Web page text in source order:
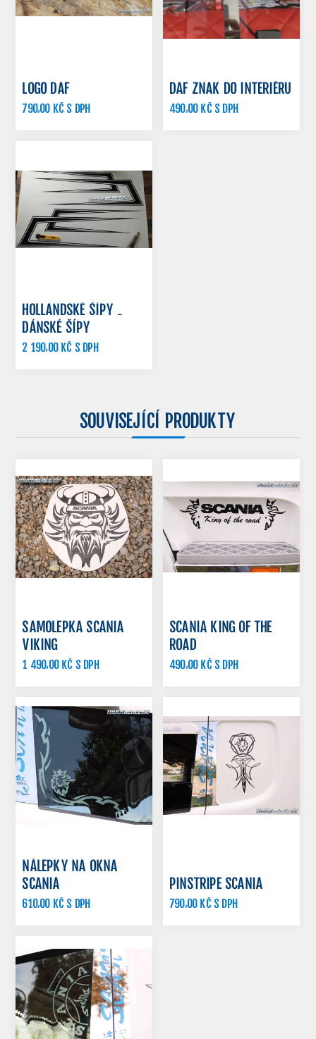
LOGO DAF
790,00 KČ S DPH
DAF ZNAK DO INTERIÉRU
490,00 KČ S DPH
HOLLANDSKÉ ŠÍPY -
DÁNSKÉ ŠÍPY
2 190,00 KČ S DPH
SOUVISEJÍCÍ PRODUKTY
SAMOLEPKA SCANIA
VIKING
1 490,00 KČ S DPH
SCANIA KING OF THE
ROAD
490,00 KČ S DPH
NÁLEPKY NA OKNA
SCANIA
610,00 KČ S DPH
PINSTRIPE SCANIA
790,00 KČ S DPH